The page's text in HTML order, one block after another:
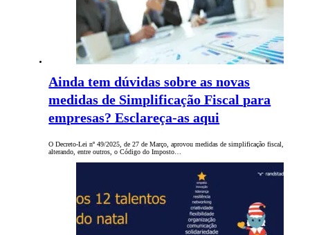
Ainda tem dúvidas sobre as novas
medidas de Simplificação Fiscal para
empresas? Esclareça-as aqui
O Decreto-Lei nº 49/2025, de 27 de Março, aprovou medidas de simplificação fiscal,
alterando, entre outros, o Código do Imposto…